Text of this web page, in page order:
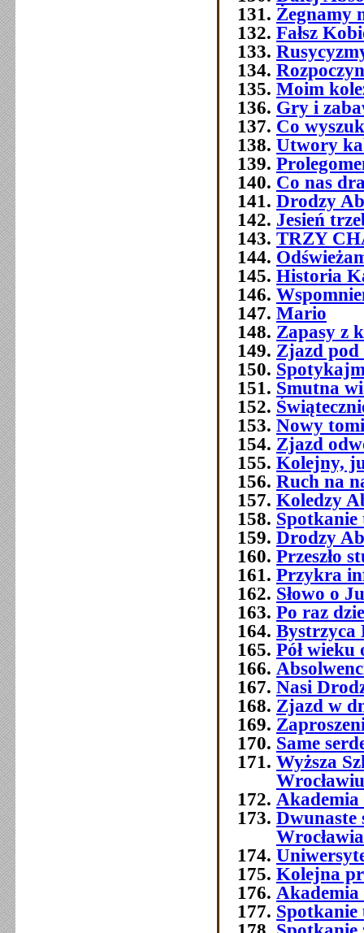
Żegnamy
Fałsz
Moim
Gry i
Co
Utwory
Co nas
Drodzy
Jesień
TRZY
Historia
Mario
Zapasy z
Zjazd
Smutna
Nowy
Zjazd
Kolejny,
Ruch na
Koledzy
Spotkanie
Drodzy
Przeszło
Przykra
Słowo o
Po raz
Bystrzyca
Pół
Nasi
Zjazd w
Same
Wyższa
Wrocławiu
Dwunaste
Wrocławia
Kolejna
Akademia
Spotkanie